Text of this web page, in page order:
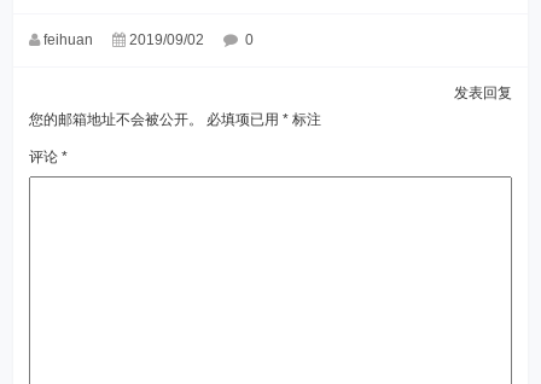
feihuan 2019/09/02 0
发表回复
您的邮箱地址不会被公开。
必填项已用 *标注
评论 *